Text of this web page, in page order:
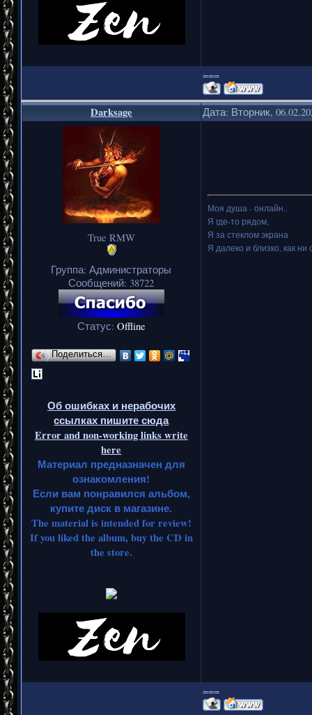
===
Darksage Дата: Вторник,
True RMW
Группа: Администраторы
Сообщений: 38722
Статус: Offline
Поделиться…
Об ошибках и нерабочих
ссылках пишите сюда
Error and non-working links write
here
Материал предназначен для
ознакомления!
Если вам понравился альбом,
купите диск в магазине.
The material is intended for review!
If you liked the album, buy the CD in
the store.
Моя душа - онлайн..
Я где-то рядом,
Я за стеклом экрана
Я далеко и близко, как ни
===